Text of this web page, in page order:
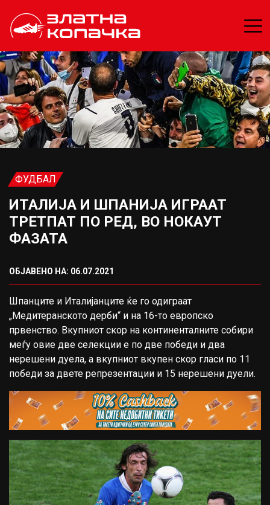
ФУДБАЛ
ИТАЛИЈА И ШПАНИЈА ИГРААТ
ТРЕТПАТ ПО РЕД, ВО НОКАУТ
ФАЗАТА
ОБЈАВЕНО НА: 06.07.2021
Шпанците и Италијанците ќе го одиграат
„Медитеранското дерби“ и на 16-то европско
првенство. Вкупниот скор на континенталните собири
меѓу овие две селекции е по две победи и два
нерешени дуела, а вкупниот вкупен скор гласи по 11
победи за двете репрезентации и 15 нерешени дуели.